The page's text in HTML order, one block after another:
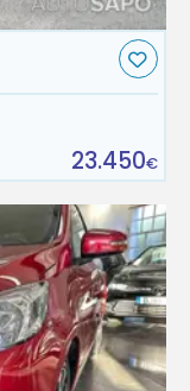
23.450€